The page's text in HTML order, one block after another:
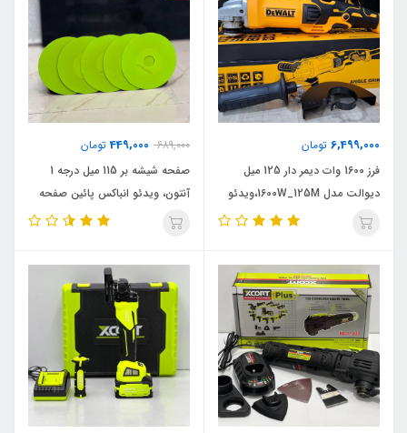
6,499,000 تومان
فرز 1600 وات دیمر دار 125 میل
دیوالت مدل 1600W_125M،ویدئو
تست پائین صفحه
689,000
449,000تومان
صفحه شیشه بر 115 میل درجه 1
آنتون، ویدئو انباکس پائین صفحه